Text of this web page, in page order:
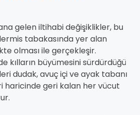
gelen iltihabi değişiklikler, bu
tabakasında yer alan
olması ile gerçekleşir.
kılların büyümesini sürdürdüğü
dudak, avuç içi ve ayak tabanı
haricinde geri kalan her vücut